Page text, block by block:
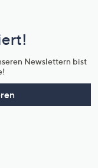
Newslettern bist